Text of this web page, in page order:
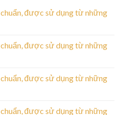
được sử dụng từ những
được sử dụng từ những
được sử dụng từ những
được sử dụng từ những